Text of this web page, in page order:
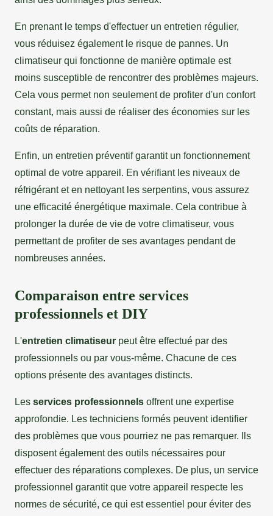
En prenant le temps d'effectuer un entretien régulier,
vous réduisez également le risque de pannes. Un
climatiseur qui fonctionne de manière optimale est
moins susceptible de rencontrer des problèmes majeurs.
Cela vous permet non seulement de profiter d'un confort
constant, mais aussi de réaliser des économies sur les
coûts de réparation.
Enfin, un entretien préventif garantit un fonctionnement
optimal de votre appareil. En vérifiant les niveaux de
réfrigérant et en nettoyant les serpentins, vous assurez
une efficacité énergétique maximale. Cela contribue à
prolonger la durée de vie de votre climatiseur, vous
permettant de profiter de ses avantages pendant de
nombreuses années.
Comparaison entre services
professionnels et DIY
L'entretien climatiseur peut être effectué par des
professionnels ou par vous-même. Chacune de ces
options présente des avantages distincts.
Les services professionnels offrent une expertise
approfondie. Les techniciens formés peuvent identifier
des problèmes que vous pourriez ne pas remarquer. Ils
disposent également des outils nécessaires pour
effectuer des réparations complexes. De plus, un service
professionnel garantit que votre appareil respecte les
normes de sécurité, ce qui est essentiel pour éviter des